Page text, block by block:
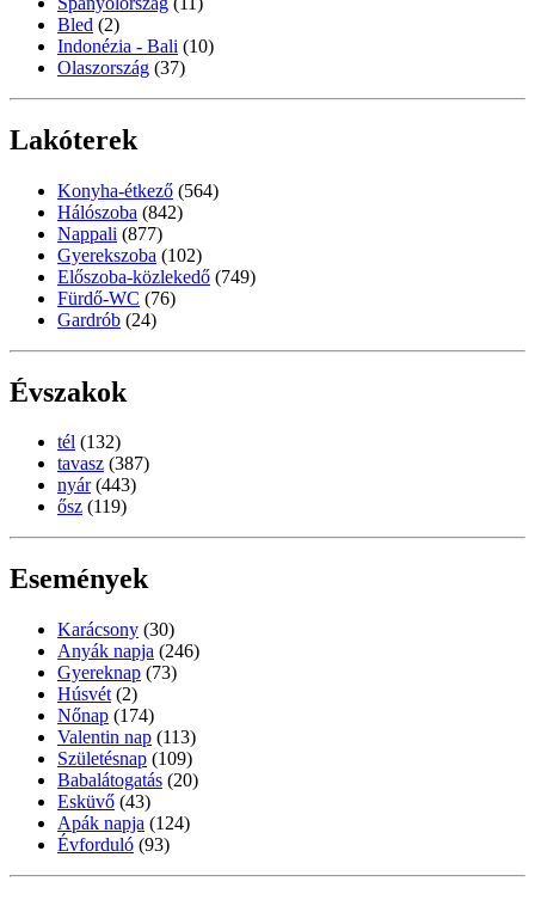
Bled (2)
Indonézia - Bali (10)
Olaszország (37)
Lakóterek
Konyha-étkező (564)
Hálószoba (842)
Nappali (877)
Gyerekszoba (102)
Előszoba-közlekedő (749)
Fürdő-WC (76)
Gardrób (24)
Évszakok
tél (132)
tavasz (387)
nyár (443)
ősz (119)
Események
Karácsony (30)
Anyák napja (246)
Gyereknap (73)
Húsvét (2)
Nőnap (174)
Valentin nap (113)
Születésnap (109)
Babalátogatás (20)
Esküvő (43)
Apák napja (124)
Évforduló (93)